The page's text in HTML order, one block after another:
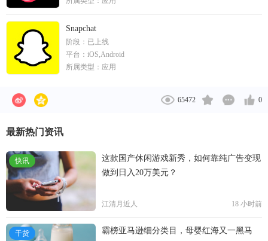
Snapchat
阶段： 已上线
平台： iOS,Android
所属类型： 应用
65472 0
最新热门资讯
快讯
这款国产休闲游戏新秀，如何靠纯广告变现
做到日入20万美元？
江清月近人 18 小时前
干货 霸榜亚马逊细分类目，母婴红海又一黑马